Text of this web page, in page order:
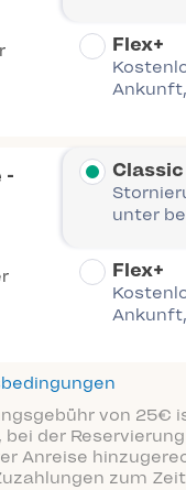
Flex+
-
Classic
unter
Flex+
von
der
Anreise
zum